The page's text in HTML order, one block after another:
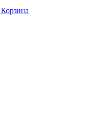
Корзина